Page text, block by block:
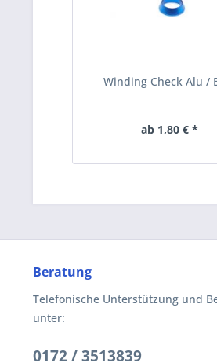
Winding Check Alu /
ab 1,80 € *
Beratung
Telefonische Unterstützung und
unter:
0172 / 3513839